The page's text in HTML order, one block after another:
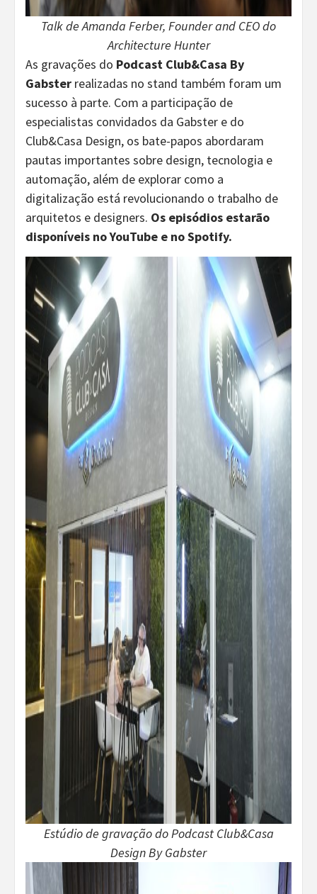
Talk de Amanda Ferber, Founder and CEO do
Architecture Hunter
As gravações do Podcast Club&Casa By
Gabster realizadas no stand também foram um
sucesso à parte. Com a participação de
especialistas convidados da Gabster e do
Club&Casa Design, os bate-papos abordaram
pautas importantes sobre design, tecnologia e
automação, além de explorar como a
digitalização está revolucionando o trabalho de
arquitetos e designers. Os episódios estarão
disponíveis no YouTube e no Spotify.
Estúdio de gravação do Podcast Club&Casa
Design By Gabster